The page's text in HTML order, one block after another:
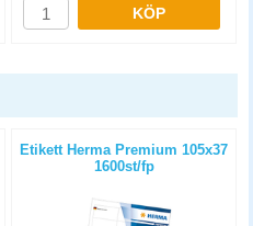
KÖP
Etikett Herma Premium 105x37
1600st/fp